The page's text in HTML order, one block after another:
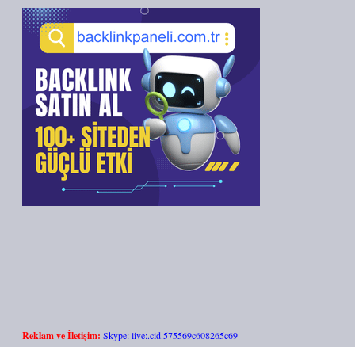
Reklam ve İletişim: Skype: live:.cid.575569c608265c69